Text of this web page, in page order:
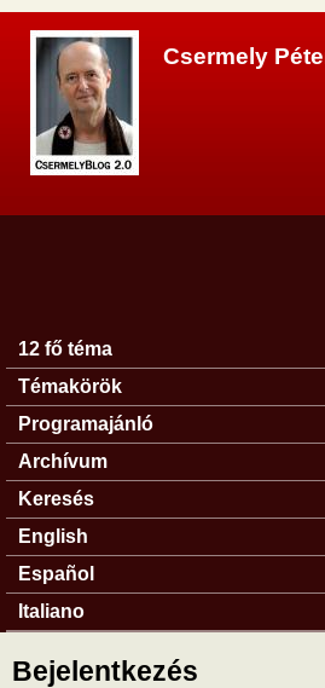
Csermely
Főmenü
12 fő téma
Témakörök
Programajánló
Archívum
Keresés
English
Español
Italiano
Bejelentkezés